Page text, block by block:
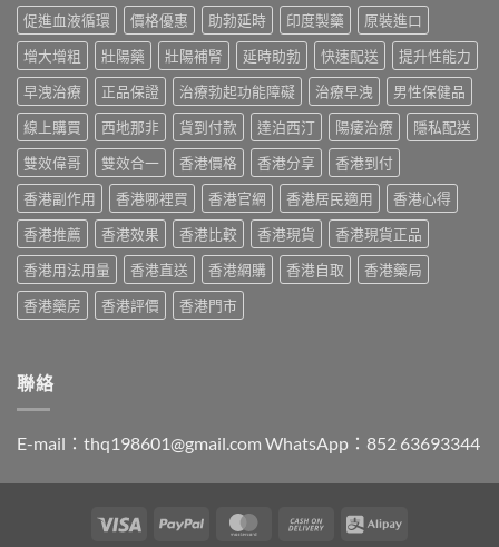
貨
分
辨
與
購
買
指
南〉
中
划
算？
POXET-
60
與
原
廠
比
較
及
正
貨
分
辨
指
南〉
中
邊
度
買
最
抵？
Super
Tadarise
雙
效
片
效
果
與
選
購
指
南〉
推
薦
2026：
香
港
男
士
必
睇
的
印
度
仿
製
藥
選
購
促進血液循環 價格優惠 助勃延時 印度製藥
原裝進口
增大增粗
壯陽藥 壯陽補腎 延時助勃 快速配送
提升性能力
早洩治療
正品保證 治療勃起功能障礙 治療早洩
男性保健品
線上購買
西地那非 貨到付款 達泊西汀 陽痿治療
隱私配送
雙效偉哥
雙效合一 香港價格 香港分享
香港到付
香港副作用
香港哪裡買 香港官網 香港居民適用
香港心得
香港推薦
香港效果 香港比較 香港現貨
香港現貨正品
香港用法用量
香港直送 香港網購 香港自取
香港藥局
香港藥房
香港評價 香港門市
聯絡
E-mail： thq198601@gmail.com WhatsApp：852 63693344
Visa PayPal MasterCardCash
Alipay